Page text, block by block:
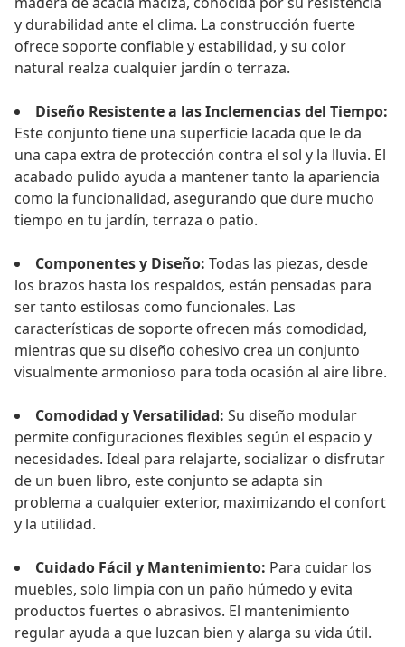
y durabilidad ante el clima. La construcción fuerte
ofrece soporte confiable y estabilidad, y su color
natural realza cualquier jardín o terraza.
Diseño Resistente a las Inclemencias del Tiempo:
Este conjunto tiene una superficie lacada que le da
una capa extra de protección contra el sol y la lluvia. El
acabado pulido ayuda a mantener tanto la apariencia
como la funcionalidad, asegurando que dure mucho
tiempo en tu jardín, terraza o patio.
Componentes y Diseño: Todas las piezas, desde
los brazos hasta los respaldos, están pensadas para
ser tanto estilosas como funcionales. Las
características de soporte ofrecen más comodidad,
mientras que su diseño cohesivo crea un conjunto
visualmente armonioso para toda ocasión al aire libre.
Comodidad y Versatilidad: Su diseño modular
permite configuraciones flexibles según el espacio y
necesidades. Ideal para relajarte, socializar o disfrutar
de un buen libro, este conjunto se adapta sin
problema a cualquier exterior, maximizando el confort
y la utilidad.
Cuidado Fácil y Mantenimiento: Para cuidar los
muebles, solo limpia con un paño húmedo y evita
productos fuertes o abrasivos. El mantenimiento
regular ayuda a que luzcan bien y alarga su vida útil.